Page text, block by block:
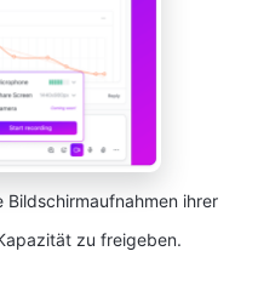
ihrer
zu freigeben.